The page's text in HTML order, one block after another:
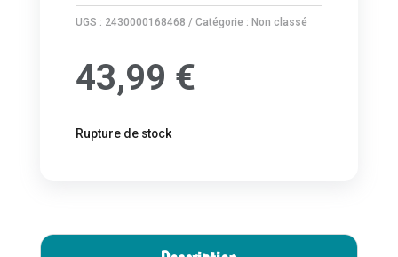
UGS : 2430000168468 Catégorie : Non classé
43,99 €
Rupture de stock